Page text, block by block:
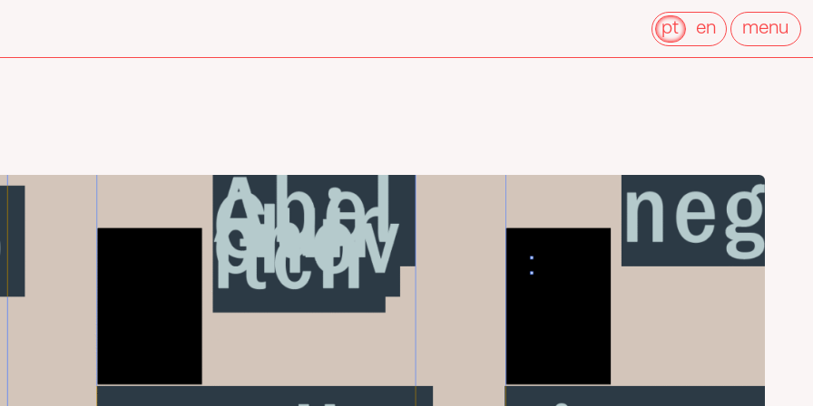
pt en menu